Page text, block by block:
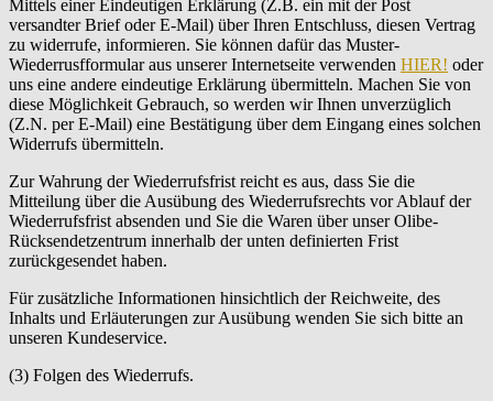
Mittels einer Eindeutigen Erklärung (Z.B. ein mit der Post
versandter Brief oder E-Mail) über Ihren Entschluss, diesen Vertrag
zu widerrufe, informieren. Sie können dafür das Muster-
Wiederrusfformular aus unserer Internetseite verwenden HIER! oder
uns eine andere eindeutige Erklärung übermitteln. Machen Sie von
diese Möglichkeit Gebrauch, so werden wir Ihnen unverzüglich
(Z.N. per E-Mail) eine Bestätigung über dem Eingang eines solchen
Widerrufs übermitteln.
Zur Wahrung der Wiederrufsfrist reicht es aus, dass Sie die
Mitteilung über die Ausübung des Wiederrufsrechts vor Ablauf der
Wiederrufsfrist absenden und Sie die Waren über unser Olibe-
Rücksendetzentrum innerhalb der unten definierten Frist
zurückgesendet haben.
Für zusätzliche Informationen hinsichtlich der Reichweite, des
Inhalts und Erläuterungen zur Ausübung wenden Sie sich bitte an
unseren Kundeservice.
(3) Folgen des Wiederrufs.